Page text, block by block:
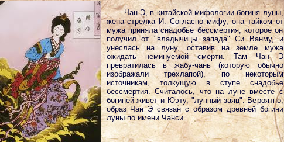
Чан Э, в китайской мифологии богиня луны,
жена стрелка И. Согласно мифу, она тайком от
мужа приняла снадобье бессмертия, которое он
получил от "владычицы запада" Си Ванму, и
унеслась на луну, оставив на земле мужа
ожидать неминуемой смерти. Там Чан Э
превратилась в жабу-чань (которую обычно
изображали трехлапой), по некоторым
источникам, толкущую в ступе снадобье
бессмертия. Считалось, что на луне вместе с
богиней живет и Юэту, "лунный заяц". Вероятно,
образ Чан Э связан с образом древней богини
луны по имени Чанси.